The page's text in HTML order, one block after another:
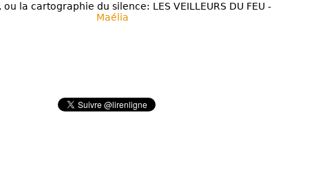
ou la cartographie du silence: LES VEILLEURS DU FEU -
Maélia